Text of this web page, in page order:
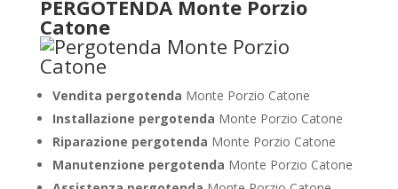
PERGOTENDA Monte Porzio
Catone
Vendita pergotenda Monte Porzio Catone
Installazione pergotenda Monte Porzio Catone
Riparazione pergotenda Monte Porzio Catone
Manutenzione pergotenda Monte Porzio Catone